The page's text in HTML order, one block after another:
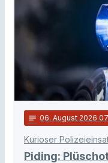
notes 06. August 2026
Kurioser
Piding: